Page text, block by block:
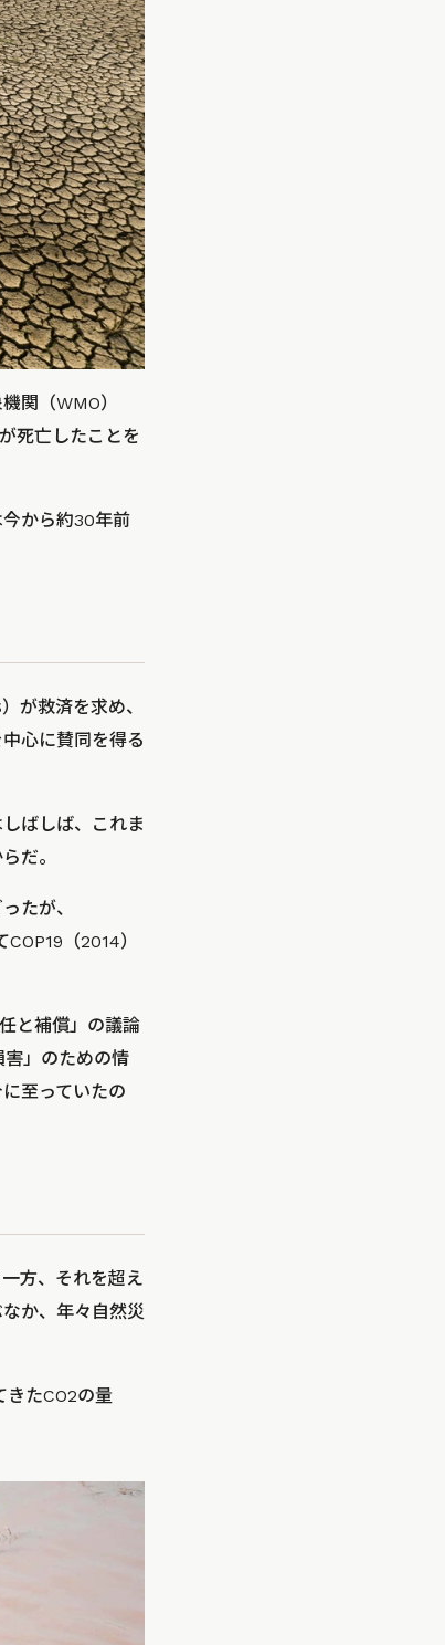
関（WMO）
死亡したことを
今から約30年前
が救済を求め、
心に賛同を得る
ばしば、これま
だ。
たが、
（2014）
と補償」の議論
」のための情
至っていたの
方、それを超え
か、年々自然災
きたCO2の量